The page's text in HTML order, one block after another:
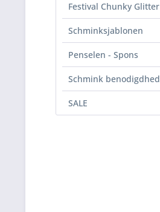
Festival Chunky Glitter
Schminksjablonen
Penselen - Spons
Schmink
SALE